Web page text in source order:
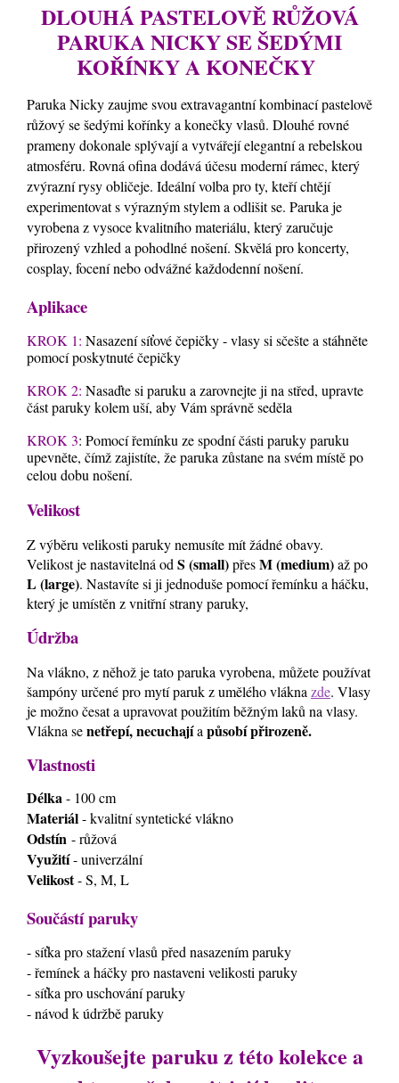
DLOUHÁ PASTELOVĚ RŮŽOVÁ
PARUKA NICKY SE ŠEDÝMI
KOŘÍNKY A KONEČKY
Paruka Nicky zaujme svou extravagantní kombinací pastelově
růžový se šedými kořínky a konečky vlasů. Dlouhé rovné
prameny dokonale splývají a vytvářejí elegantní a rebelskou
atmosféru. Rovná ofina dodává účesu moderní rámec, který
zvýrazní rysy obličeje. Ideální volba pro ty, kteří chtějí
experimentovat s výrazným stylem a odlišit se. Paruka je
vyrobena z vysoce kvalitního materiálu, který zaručuje
přirozený vzhled a pohodlné nošení. Skvělá pro koncerty,
cosplay, focení nebo odvážné každodenní nošení.
Aplikace
KROK 1: Nasazení síťové čepičky - vlasy si sčešte a stáhněte
pomocí poskytnuté čepičky
KROK 2: Nasaďte si paruku a zarovnejte ji na střed, upravte
část paruky kolem uší, aby Vám správně seděla
KROK 3: Pomocí řemínku ze spodní části paruky paruku
upevněte, čímž zajistíte, že paruka zůstane na svém místě po
celou dobu nošení.
Velikost
Z výběru velikosti paruky nemusíte mít žádné obavy.
Velikost je nastavitelná od S (small)přesM (medium)až po
L (large). Nastavíte si ji jednoduše pomocí řemínku a háčku,
který je umístěn z vnitřní strany paruky,
Údržba
Na vlákno, z něhož je tato paruka vyrobena, můžete používat
šampóny určené pro mytí paruk z umělého vláknazde. Vlasy
je možno česat a upravovat použitím běžným laků na vlasy.
Vlákna senetřepí, necuchajíapůsobí přirozeně.
Vlastnosti
Délka- 100 cm
Materiál- kvalitní syntetické vlákno
Odstín - růžová
Využití- univerzální
Velikost- S, M, L
Součástí paruky
- síťka pro stažení vlasů před nasazením paruky
- řemínek a háčky pro nastaveni velikosti paruky
- síťka pro uschování paruky
- návod k údržbě paruky
Vyzkoušejte paruku z této kolekce a